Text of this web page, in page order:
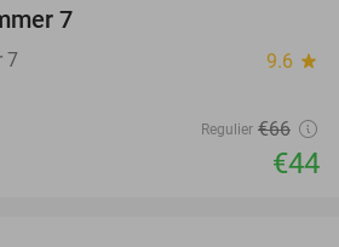
7
7 9.6 star
Regulier €66
€44